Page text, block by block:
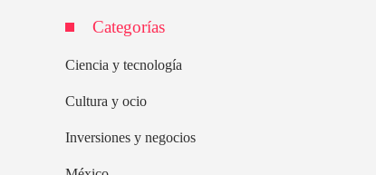
Categorías
Ciencia y tecnología
Cultura y ocio
Inversiones y negocios